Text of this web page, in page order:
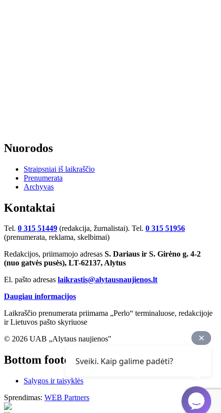
Nuorodos
Straipsniai iš laikraščio
Prenumerata
Archyvas
Kontaktai
Tel. 0 315 51449 (redakcija, žurnalistai). Tel. 0 315 51956
(prenumerata, reklama, skelbimai)
Redakcijos, priimamojo adresas S. Dariaus ir S. Girėno g. 4-2
(nuo gatvės pusės), LT-62137, Alytus
El. pašto adresas laikrastis@alytausnaujienos.lt
Daugiau informacijos
Laikraščio prenumerata priimama „Perlo“ terminaluose, redakcijoje
ir Lietuvos pašto skyriuose
© 2026 UAB „Alytaus naujienos"
Bottom footer
Sąlygos ir taisyklės
Sprendimas: WEB Partners
Sveiki. Kaip galime padėti?